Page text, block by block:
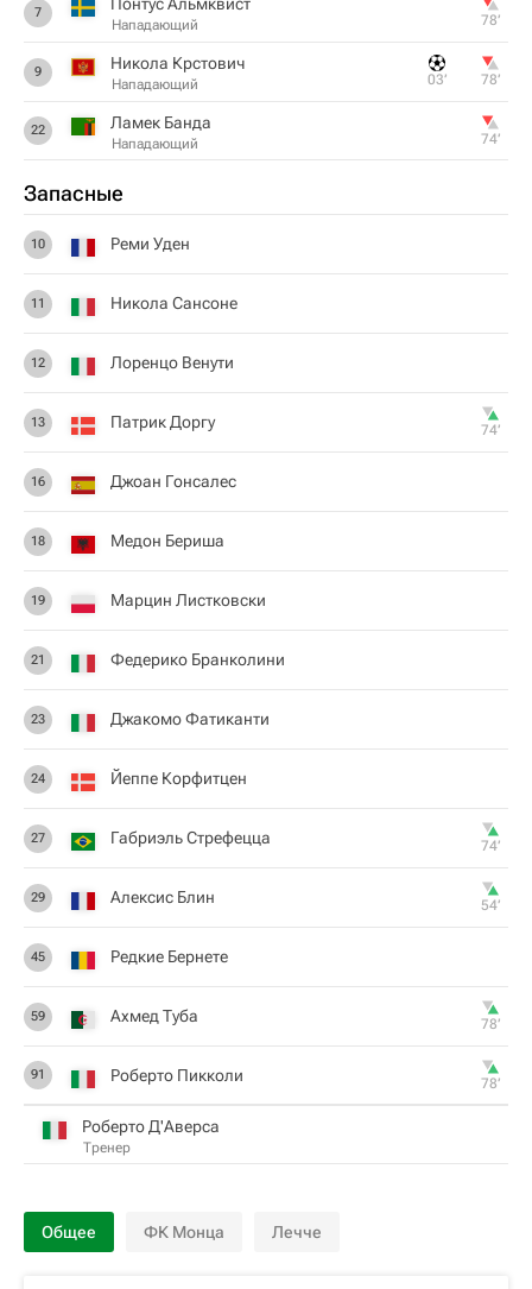
7
Нападающий 78‎’‎
9 Никола Крстович
Нападающий 03‎’‎ 78‎’‎
22 Ламек Банда
Нападающий 74‎’‎
Запасные
10 Реми Уден
11 Никола Сансоне
12 Лоренцо Венути
13 Патрик Доргу 74‎’‎
16 Джоан Гонсалес
18 Медон Бериша
19 Марцин Листковски
21 Федерико Бранколини
23 Джакомо Фатиканти
24 Йеппе Корфитцен
27 Габриэль Стрефецца 74‎’‎
29 Алексис Блин 54‎’‎
45 Редкие Бернете
59 Ахмед Туба 78‎’‎
91 Роберто Пикколи 78‎’‎
Роберто Д'Аверса
Тренер
Общее ФК Монца Лечче